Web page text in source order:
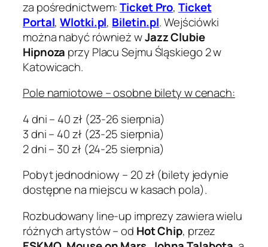
za pośrednictwem:Ticket Pro,Ticket
Portal,Wlotki.pl, Biletin.pl. Wejściówki
można nabyć również wJazz Clubie
Hipnoza przy Placu Sejmu Śląskiego 2 w
Katowicach.
Pole namiotowe – osobne bilety w cenach:
4 dni – 40 zł (23-26 sierpnia)
3 dni – 40 zł (23-25 sierpnia)
2 dni – 30 zł (24-25 sierpnia)
Pobyt jednodniowy – 20 zł (bilety jedynie
dostępne na miejscu w kasach pola).
Rozbudowany line-up imprezy zawiera wielu
różnych artystów – od Hot Chip, przez